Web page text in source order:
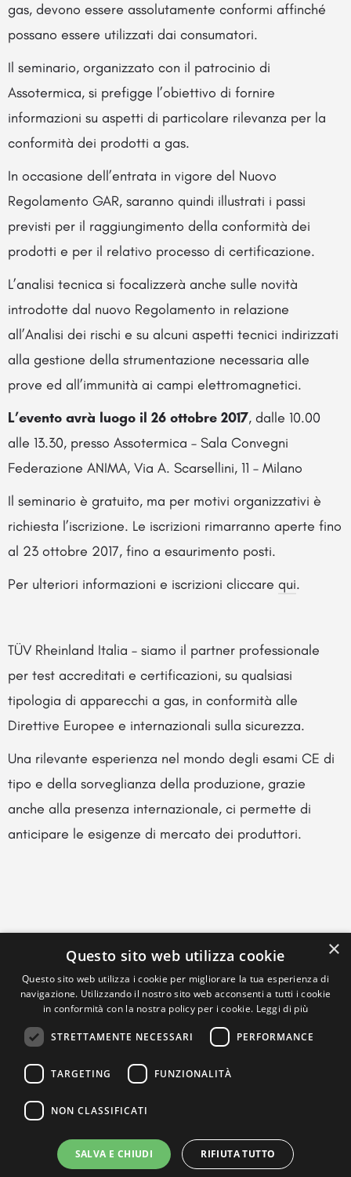
gas, devono essere assolutamente conformi affinché
possano essere utilizzati dai consumatori.
Il seminario, organizzato con il patrocinio di
Assotermica, si prefigge l’obiettivo di fornire
informazioni su aspetti di particolare rilevanza per la
conformità dei prodotti a gas.
In occasione dell’entrata in vigore del Nuovo
Regolamento GAR, saranno quindi illustrati i passi
previsti per il raggiungimento della conformità dei
prodotti e per il relativo processo di certificazione.
L’analisi tecnica si focalizzerà anche sulle novità
introdotte dal nuovo Regolamento in relazione
all’Analisi dei rischi e su alcuni aspetti tecnici indirizzati
alla gestione della strumentazione necessaria alle
prove ed all’immunità ai campi elettromagnetici.
L’evento avrà luogo il 26 ottobre 2017, dalle 10.00
alle 13.30, presso Assotermica – Sala Convegni
Federazione ANIMA, Via A. Scarsellini, 11 – Milano
Il seminario è gratuito, ma per motivi organizzativi è
richiesta l’iscrizione. Le iscrizioni rimarranno aperte fino
al 23 ottobre 2017, fino a esaurimento posti.
Per ulteriori informazioni e iscrizioni cliccare qui.
TÜV Rheinland Italia – siamo il partner professionale
per test accreditati e certificazioni, su qualsiasi
tipologia di apparecchi a gas, in conformità alle
Direttive Europee e internazionali sulla sicurezza.
Una rilevante esperienza nel mondo degli esami CE di
tipo e della sorveglianza della produzione, grazie
anche alla presenza internazionale, ci permette di
anticipare le esigenze di mercato dei produttori.
×
Questo sito web utilizza cookie
Questo sito web utilizza i cookie per migliorare la tua esperienza di
navigazione. Utilizzando il nostro sito web acconsenti a tutti i cookie
in conformità con la nostra policy per i cookie. Leggi di più
STRETTAMENTE NECESSARI PERFORMANCE
TARGETING FUNZIONALITÀ
NON CLASSIFICATI
SALVA E CHIUDI RIFIUTA TUTTO